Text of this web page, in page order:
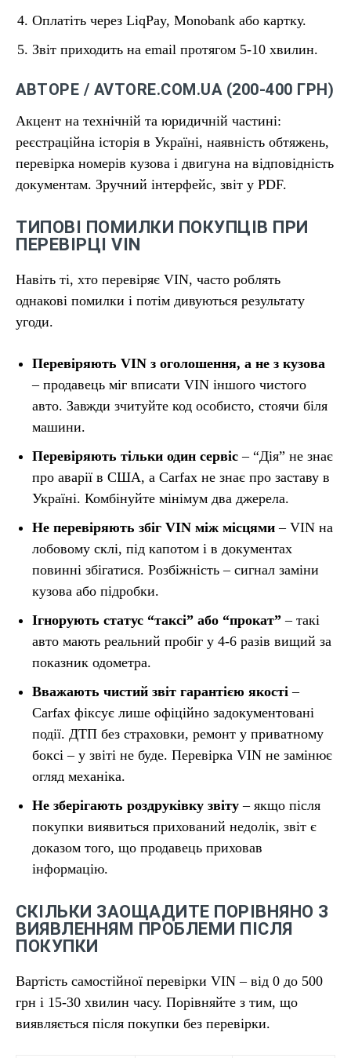
Оплатіть через LiqPay, Monobank або картку.
Звіт приходить на email протягом 5-10 хвилин.
АВТОРЕ / AVTORE.COM.UA (200-400 ГРН)
Акцент на технічній та юридичній частині:
реєстраційна історія в Україні, наявність обтяжень,
перевірка номерів кузова і двигуна на відповідність
документам. Зручний інтерфейс, звіт у PDF.
ТИПОВІ ПОМИЛКИ ПОКУПЦІВ ПРИ
ПЕРЕВІРЦІ VIN
Навіть ті, хто перевіряє VIN, часто роблять
однакові помилки і потім дивуються результату
угоди.
Перевіряють VIN з оголошення, а не з кузова
– продавець міг вписати VIN іншого чистого
авто. Завжди зчитуйте код особисто, стоячи біля
машини.
Перевіряють тільки один сервіс – “Дія” не знає
про аварії в США, а Carfax не знає про заставу в
Україні. Комбінуйте мінімум два джерела.
Не перевіряють збіг VIN між місцями – VIN на
лобовому склі, під капотом і в документах
повинні збігатися. Розбіжність – сигнал заміни
кузова або підробки.
Ігнорують статус “таксі” або “прокат” – такі
авто мають реальний пробіг у 4-6 разів вищий за
показник одометра.
Вважають чистий звіт гарантією якості –
Carfax фіксує лише офіційно задокументовані
події. ДТП без страховки, ремонт у приватному
боксі – у звіті не буде. Перевірка VIN не замінює
огляд механіка.
Не зберігають роздруківку звіту – якщо після
покупки виявиться прихований недолік, звіт є
доказом того, що продавець приховав
інформацію.
СКІЛЬКИ ЗАОЩАДИТЕ ПОРІВНЯНО З
ВИЯВЛЕННЯМ ПРОБЛЕМИ ПІСЛЯ
ПОКУПКИ
Вартість самостійної перевірки VIN – від 0 до 500
грн і 15-30 хвилин часу. Порівняйте з тим, що
виявляється після покупки без перевірки.